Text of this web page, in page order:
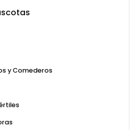
y Comederos